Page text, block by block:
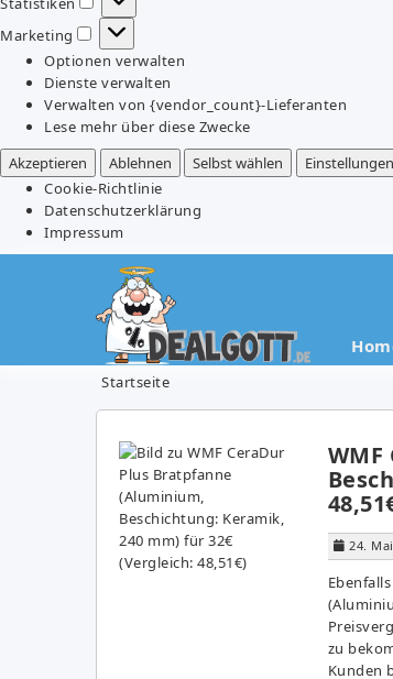
Statistiken
Marketing
Marketing
Optionen verwalten
Dienste verwalten
Verwalten von {vendor_count}-Lieferanten
Lese mehr über diese Zwecke
Akzeptieren
Ablehnen Selbst wählen
Cookie-Richtlinie
Datenschutzerklärung
Impressum
Startseite
24.
zu
Kunden